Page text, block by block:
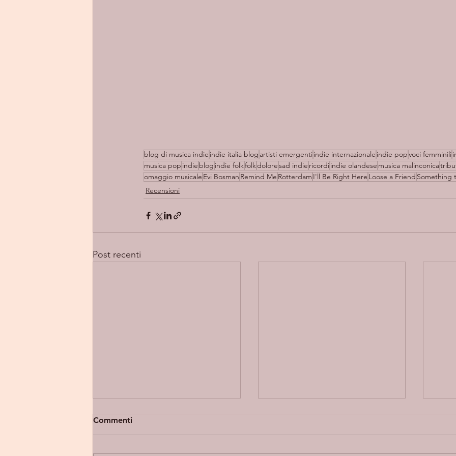
blog di musica indie indie italia blog artisti emergentiindie internazionale indie popvoci femminili
musica pop indie blog indie folkfolkdoloresad indie ricordiindie olandese musica malinconica
omaggio musicale Evi Bosman Remind Me Rotterdam I'll Be Right Here Loose a Friend Something
Recensioni
Post recenti
Commenti